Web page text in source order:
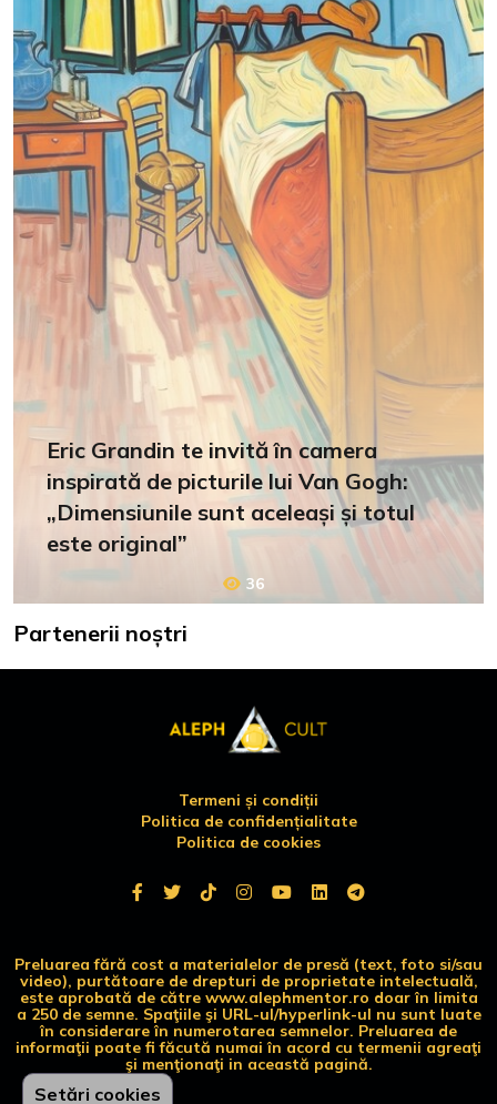
Eric Grandin te invită în camera
inspirată de picturile lui Van Gogh:
„Dimensiunile sunt aceleași și totul
este original”
36
Partenerii noștri
Setări cookies
Termeni și condiții
Politica de confidențialitate
Politica de cookies
Preluarea fără cost a materialelor de presă (text, foto si/sau
video), purtătoare de drepturi de proprietate intelectuală,
este aprobată de către www.alephmentor.ro doar în limita
a 250 de semne. Spaţiile şi URL-ul/hyperlink-ul nu sunt luate
în considerare în numerotarea semnelor. Preluarea de
informaţii poate fi făcută numai în acord cu termenii agreaţi
şi menţionaţi in această pagină.